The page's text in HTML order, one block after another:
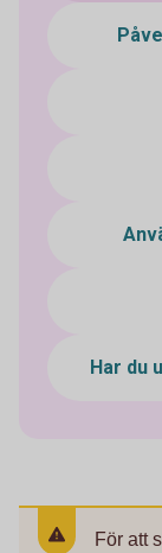
Har du
För att